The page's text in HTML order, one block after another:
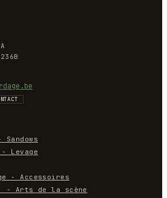
Levage
- Accessoires
- Arts de la scène